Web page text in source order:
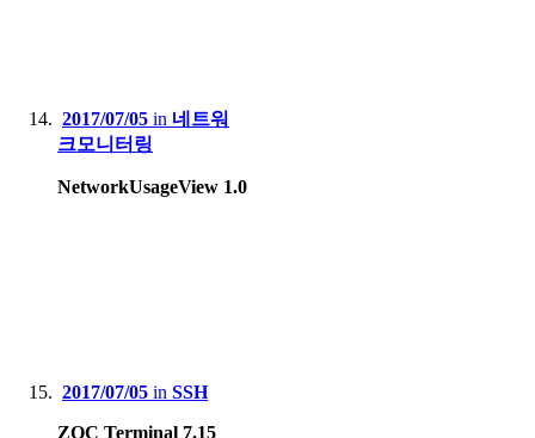
2017/07/05 in 네트워
크모니터링
NetworkUsageView 1.0
2017/07/05 in SSH
ZOC Terminal 7.15